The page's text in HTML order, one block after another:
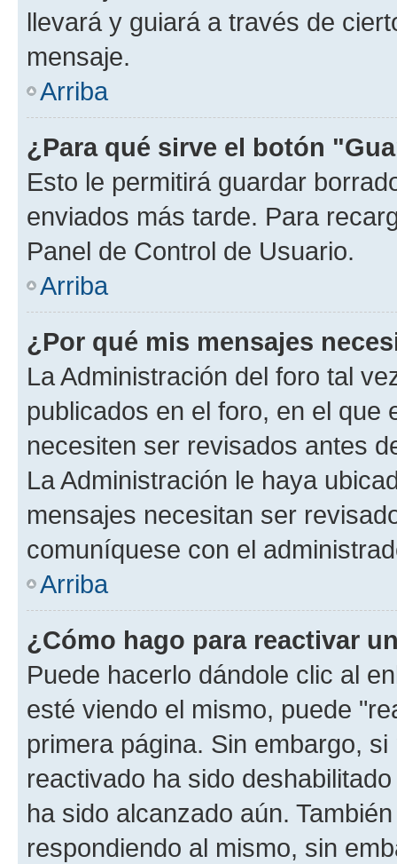
llevará y guiará a través de
mensaje.
Arriba
¿Para qué sirve el botón
Esto le permitirá guardar
enviados más tarde. Para
Panel de Control de Usuario.
Arriba
¿Por qué mis mensajes
La Administración del foro tal
publicados en el foro, en el que
necesiten ser revisados antes
La Administración le haya
mensajes necesitan ser
comuníquese con el
Arriba
¿Cómo hago para reactivar
Puede hacerlo dándole clic al
esté viendo el mismo, puede
primera página. Sin embargo,
reactivado ha sido
ha sido alcanzado aún.
respondiendo al mismo, sin